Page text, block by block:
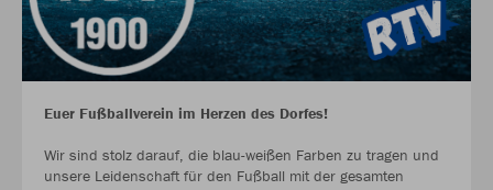
Euer Fußballverein im Herzen des Dorfes!
Wir sind stolz darauf, die blau-weißen Farben zu tragen und
unsere Leidenschaft für den Fußball mit der gesamten